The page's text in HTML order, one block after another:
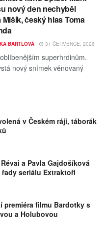
nový den nechyběl
Mišík, český hlas Toma
BARTLOVÁ 31 ČERVENCE, 2026
superhrdinům.
nový snímek věnovaný
v Českém ráji, táborák
a Pavla Gajdošíková
seriálu Extraktoři
premiéra filmu Bardotky s
a Holubovou